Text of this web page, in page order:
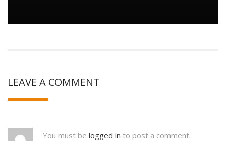
LEAVE A COMMENT
You must be logged in to post a comment.